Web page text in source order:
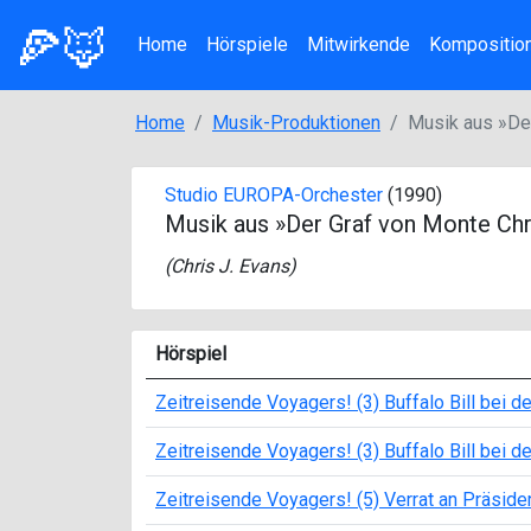
🍕🦊 Home Hörspiele Mitwirkende
Home Musik-Produktionen Musik aus
Studio EUROPA-Orchester (1990)
Musik aus »Der Graf von Monte
(Chris J. Evans)
Hörspiel
Zeitreisende Voyagers! (3) Buffalo Bill bei
Zeitreisende Voyagers! (3) Buffalo Bill bei
Zeitreisende Voyagers! (5) Verrat an